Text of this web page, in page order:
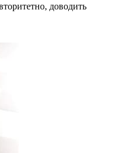
доводить